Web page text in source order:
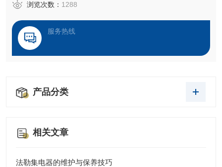
浏览次数： 1288
服务热线
产品分类
相关文章
法勒集电器的维护与保养技巧